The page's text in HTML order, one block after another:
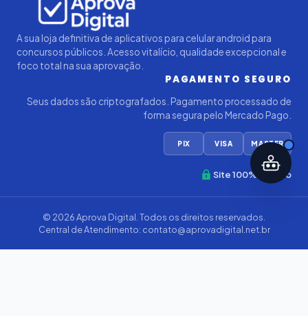
A sua loja definitiva de aplicativos para celular android para
concursos públicos. Acesso vitalício, qualidade excepcional e
foco total na sua aprovação.
PAGAMENTO SEGURO
Seus dados são criptografados. Pagamento processado de
forma segura pelo Mercado Pago.
PIX VISA MASTER
Site 100% Seguro
© 2026Aprova Digital . Todos os direitos reservados.
Central de Atendimento: contato@aprovadigital.net.br